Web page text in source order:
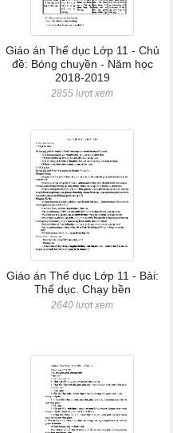
Giáo án Thể dục Lớp 11 - Chủ
đề: Bóng chuyền - Năm học
2018-2019
2855 lượt xem
Giáo án Thể dục Lớp 11 - Bài:
Thể dục. Chạy bền
2640 lượt xem